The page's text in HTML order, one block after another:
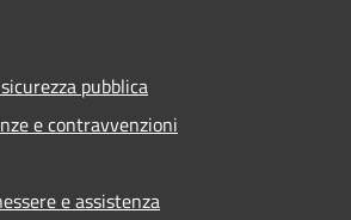
pubblica
e contravvenzioni
e assistenza